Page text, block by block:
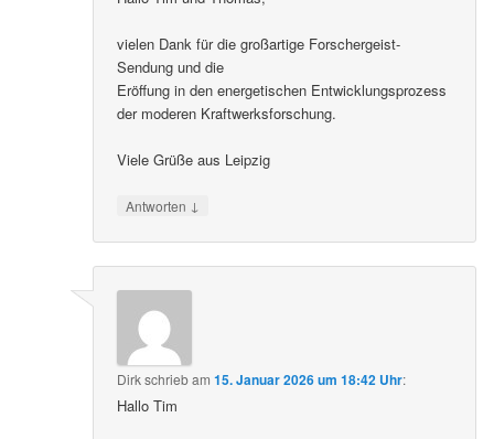
vielen Dank für die großartige Forschergeist-
Sendung und die
Eröffung in den energetischen Entwicklungsprozess
der moderen Kraftwerksforschung.
Viele Grüße aus Leipzig
Antworten ↓
Dirkschriebam15. Januar 2026 um 18:42 Uhr:
Hallo Tim